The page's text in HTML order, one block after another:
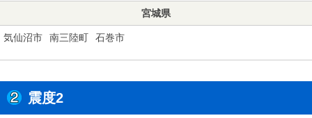
宮城県
気仙沼市 南三陸町 石巻市
震度2